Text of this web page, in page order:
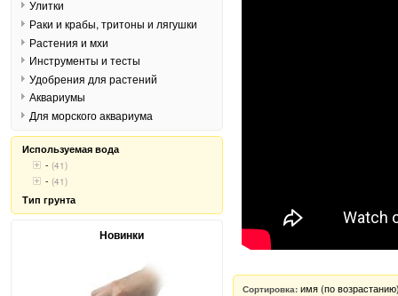
Сортировка: имя (по
Улитки
Раки и крабы, тритоны и лягушки
Растения и мхи
Инструменты и тесты
Удобрения для растений
Аквариумы
Для морского аквариума
Используемая вода
- (41)
- (41)
Тип грунта
Новинки